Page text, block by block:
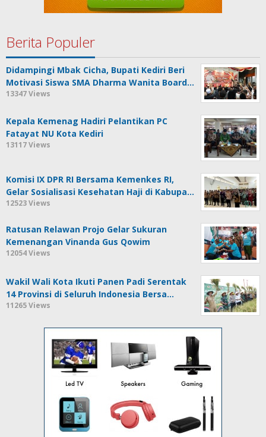
Berita Populer
Didampingi Mbak Cicha, Bupati Kediri Beri
Motivasi Siswa SMA Dharma Wanita Board…
13347 Views
Kepala Kemenag Hadiri Pelantikan PC
Fatayat NU Kota Kediri
13117 Views
Komisi IX DPR RI Bersama Kemenkes RI,
Gelar Sosialisasi Kesehatan Haji di Kabupa…
12523 Views
Ratusan Relawan Projo Gelar Sukuran
Kemenangan Vinanda Gus Qowim
12054 Views
Wakil Wali Kota Ikuti Panen Padi Serentak
14 Provinsi di Seluruh Indonesia Bersa…
11265 Views